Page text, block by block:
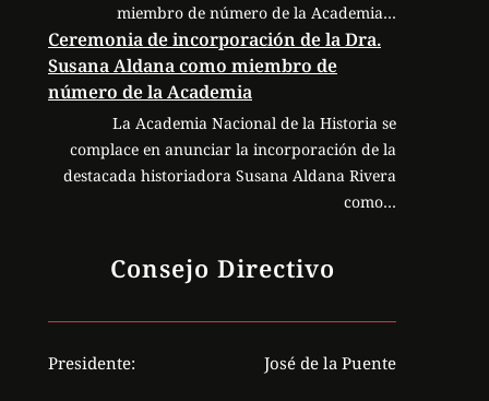
miembro de número de la Academia…
Ceremonia de incorporación de la Dra.
Susana Aldana como miembro de
número de la Academia
La Academia Nacional de la Historia se
complace en anunciar la incorporación de la
destacada historiadora Susana Aldana Rivera
como…
Consejo Directivo
Presidente: José de la Puente